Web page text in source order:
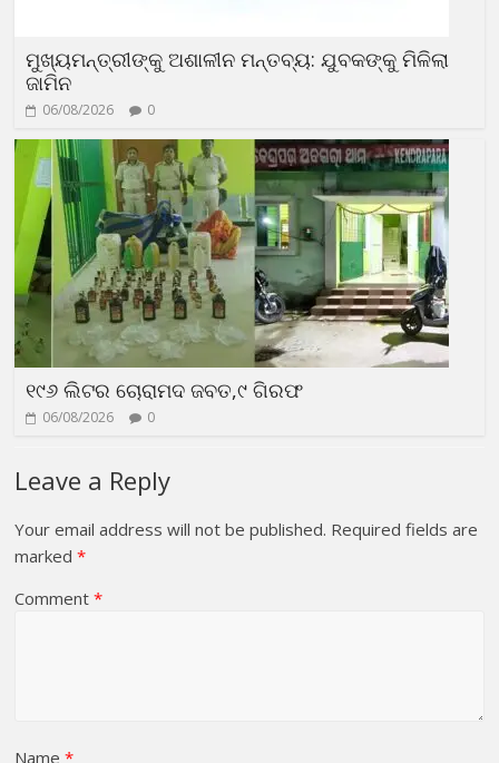
ମୁଖ୍ୟମନ୍ତ୍ରୀଙ୍କୁ ଅଶାଳୀନ ମନ୍ତବ୍ୟ: ଯୁବକଙ୍କୁ ମିଳିଲା
ଜାମିନ
06/08/2026 0
୧୯୬ ଲିଟର ଚୋରାମଦ ଜବତ,୯ ଗିରଫ
06/08/2026 0
Leave a Reply
Your email address will not be published. Required fields are
marked*
Comment*
Name*